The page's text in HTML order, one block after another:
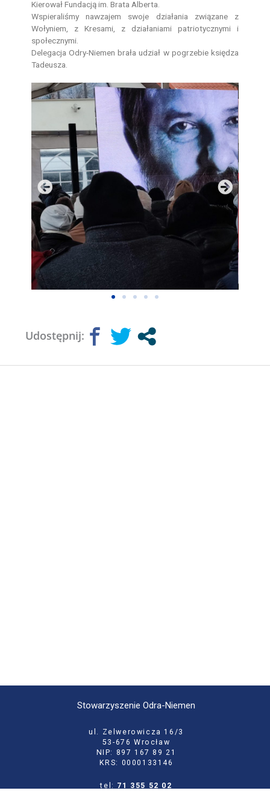
Kierował Fundacją im. Brata Alberta.
Wspieraliśmy nawzajem swoje działania związane z
Wołyniem, z Kresami, z działaniami patriotycznymi i
społecznymi.
Delegacja Odry-Niemen brała udział w pogrzebie księdza
Tadeusza.
Udostępnij:
Stowarzyszenie Odra-Niemen
ul. Zelwerowicza 16/3
53-676 Wrocław
NIP: 897 167 89 21
KRS: 0000133146
tel: 71 355 52 02